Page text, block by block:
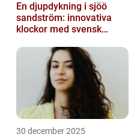
En djupdykning i sjöö
sandström: innovativa
klockor med svensk
30 december 2025